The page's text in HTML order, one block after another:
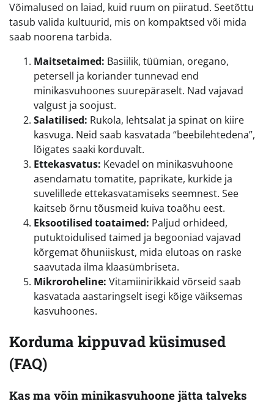
Võimalused on laiad, kuid ruum on piiratud. Seetõttu
tasub valida kultuurid, mis on kompaktsed või mida
saab noorena tarbida.
Maitsetaimed: Basiilik, tüümian, oregano,
petersell ja koriander tunnevad end
minikasvuhoones suurepäraselt. Nad vajavad
valgust ja soojust.
Salatilised: Rukola, lehtsalat ja spinat on kiire
kasvuga. Neid saab kasvatada “beebilehtedena”,
lõigates saaki korduvalt.
Ettekasvatus: Kevadel on minikasvuhoone
asendamatu tomatite, paprikate, kurkide ja
suvelillede ettekasvatamiseks seemnest. See
kaitseb õrnu tõusmeid kuiva toaõhu eest.
Eksootilised toataimed: Paljud orhideed,
putuktoidulised taimed ja begooniad vajavad
kõrgemat õhuniiskust, mida elutoas on raske
saavutada ilma klaasümbriseta.
Mikroroheline: Vitamiinirikkaid võrseid saab
kasvatada aastaringselt isegi kõige väiksemas
kasvuhoones.
Korduma kippuvad küsimused
(FAQ)
Kas ma võin minikasvuhoone jätta talveks